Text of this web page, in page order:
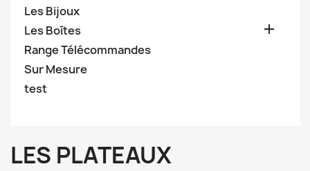
Les Bijoux
Les Boîtes

Range Télécommandes
Sur Mesure
test
LES PLATEAUX